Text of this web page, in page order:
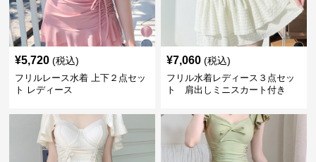
¥5,720 (税込)
フリルレース水着 上下２点セッ
ト レディース
¥7,060 (税込)
フリル水着レディース３点セッ
ト 肩出しミニスカート付き